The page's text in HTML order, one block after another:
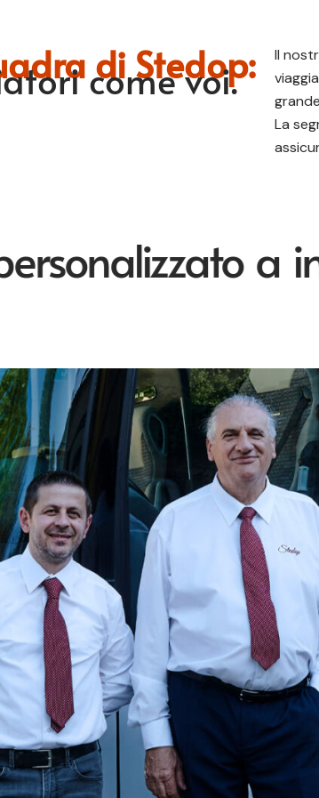
di Stedop:
come voi.
Il
La
a